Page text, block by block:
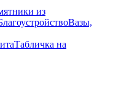
из
Вазы,
Табличка на